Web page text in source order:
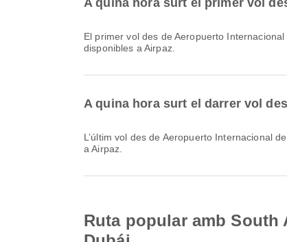
A quina hora surt el primer vol
El primer vol des de Aeropuerto Internacional de Dubái amb South African Airways surt a les 03:45. Pots consultar aquest horari i comparar altres opcions de vol
disponibles a Airpaz.
A quina hora surt el darrer vol
L’últim vol des de Aeropuerto Internacional de Dubái amb South African Airways surt a les 23:20. Pots consultar aquest horari i comparar altres opcions de vol disponibles
a Airpaz.
Ruta popular amb South